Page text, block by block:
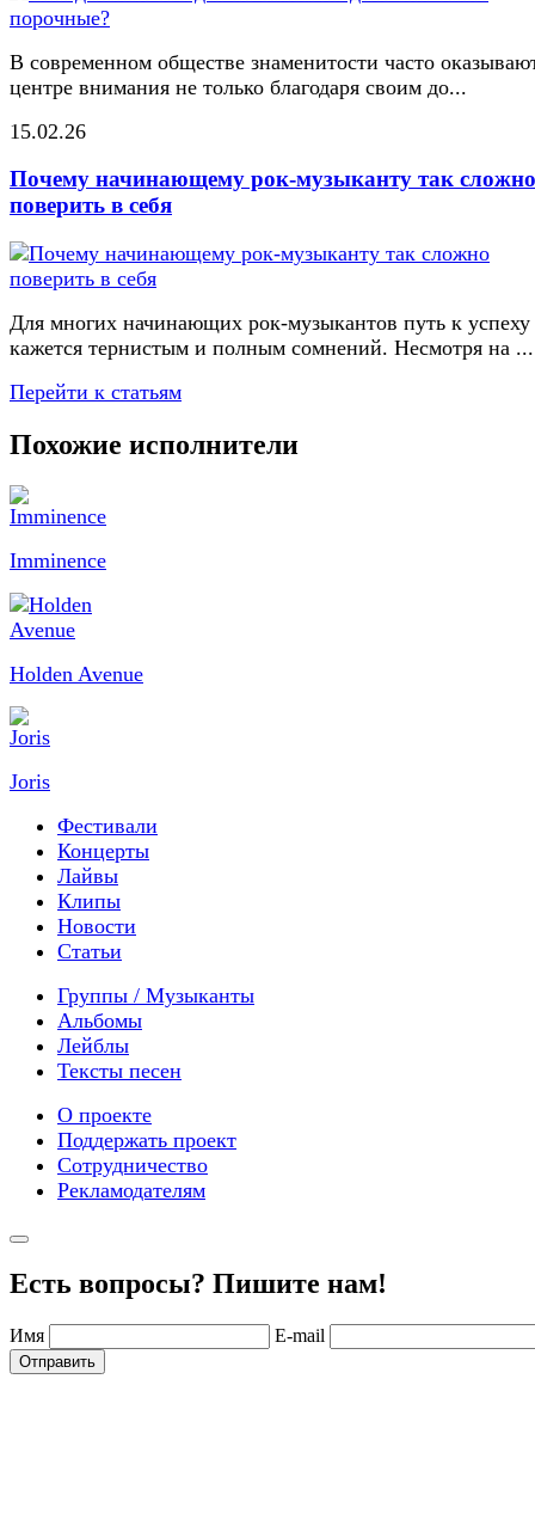
В современном обществе знаменитости часто
центре внимания не только благодаря своим до...
15.02.26
Почему начинающему рок-музыканту так сложно
поверить в себя
Для многих начинающих рок-музыкантов путь к успеху
кажется тернистым и полным сомнений. Несмотря на ...
Перейти к статьям
Похожие исполнители
Imminence
Holden Avenue
Joris
Фестивали
Концерты
Лайвы
Клипы
Новости
Статьи
Группы / Музыканты
Альбомы
Лейблы
Тексты песен
О проекте
Поддержать проект
Сотрудничество
Рекламодателям
Есть вопросы? Пишите нам!
Имя E-mail